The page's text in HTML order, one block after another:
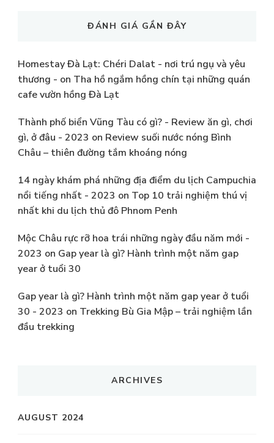
ĐÁNH GIÁ GẦN ĐÂY
Homestay Đà Lạt: Chéri Dalat - nơi trú ngụ và yêu
thương - on Tha hồ ngắm hồng chín tại những quán
cafe vườn hồng Đà Lạt
Thành phố biển Vũng Tàu có gì? - Review ăn gì, chơi
gì, ở đâu - 2023 on Review suối nước nóng Bình
Châu – thiên đường tắm khoáng nóng
14 ngày khám phá những địa điểm du lịch Campuchia
nổi tiếng nhất - 2023 on Top 10 trải nghiệm thú vị
nhất khi du lịch thủ đô Phnom Penh
Mộc Châu rực rỡ hoa trái những ngày đầu năm mới -
2023 on Gap year là gì? Hành trình một năm gap
year ở tuổi 30
Gap year là gì? Hành trình một năm gap year ở tuổi
30 - 2023 on Trekking Bù Gia Mập – trải nghiệm lần
đầu trekking
ARCHIVES
AUGUST 2024